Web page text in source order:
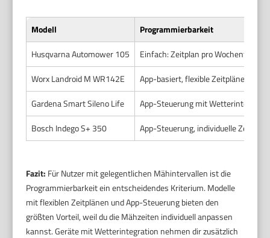
Modell
Programmierbarkeit
Husqvarna Automower 105
Einfach: Zeitplan pro Wochentag
Worx Landroid M WR142E
App-basiert, flexible Zeitpläne
Gardena Smart Sileno Life
App-Steuerung mit
Bosch Indego S+ 350
App-Steuerung, individuelle
Fazit: Für Nutzer mit gelegentlichen Mähintervallen ist die
Programmierbarkeit ein entscheidendes Kriterium. Modelle
mit flexiblen Zeitplänen und App-Steuerung bieten den
größten Vorteil, weil du die Mähzeiten individuell anpassen
kannst. Geräte mit Wetterintegration nehmen dir zusätzlich